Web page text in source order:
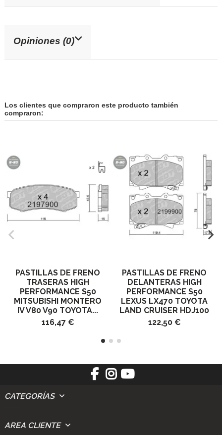
Opiniones (0)
Los clientes que compraron este producto también
compraron:
PASTILLAS DE FRENO
TRASERAS HIGH
PERFORMANCE S50
MITSUBISHI MONTERO
IV V80 V90 TOYOTA...
116,47 €
PASTILLAS DE FRENO
DELANTERAS HIGH
PERFORMANCE S50
LEXUS LX470 TOYOTA
LAND CRUISER HDJ100
122,50 €
CATEGORÍAS
AREA CLIENTE